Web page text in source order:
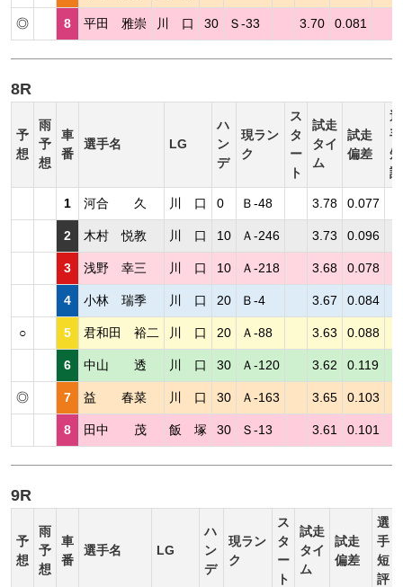
◎ 8 平田 雅崇 川 口 30 Ｓ-33 3.70 0.081
8R
予
想
雨
予
想
車
番
選手名 LG
ハ
ン
デ
現ラン
ク
ス
タ
ー
ト
試走
タイ
ム
試走
偏差
選
手
短
評
1 河合 久 川 口 0 Ｂ-48 3.78 0.077
2 木村 悦教 川 口 10 Ａ-246 3.73 0.096
3 浅野 幸三 川 口 10 Ａ-218 3.68 0.078
4 小林 瑞季 川 口 20 Ｂ-4 3.67 0.084
○ 5 君和田 裕二 川 口 20 Ａ-88 3.63 0.088
6 中山 透 川 口 30 Ａ-120 3.62 0.119
◎ 7 益 春菜 川 口 30 Ａ-163 3.65 0.103
8 田中 茂 飯 塚 30 Ｓ-13 3.61 0.101
9R
予
想
雨
予
想
車
番
選手名 LG
ハ
ン
デ
現ラン
ク
ス
タ
ー
ト
試走
タイ
ム
試走
偏差
選
手
短
評